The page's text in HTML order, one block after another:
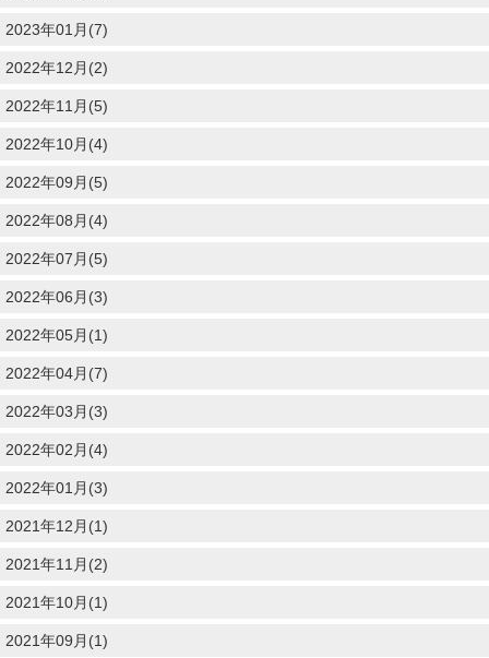
2023年01月(7)
2022年12月(2)
2022年11月(5)
2022年10月(4)
2022年09月(5)
2022年08月(4)
2022年07月(5)
2022年06月(3)
2022年05月(1)
2022年04月(7)
2022年03月(3)
2022年02月(4)
2022年01月(3)
2021年12月(1)
2021年11月(2)
2021年10月(1)
2021年09月(1)